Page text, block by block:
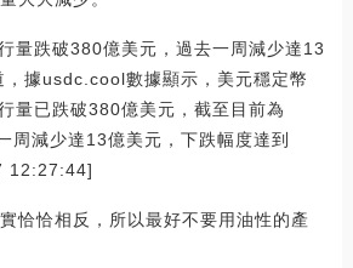
量跌破380億美元，過去一周減少達13
，據usdc.cool數據顯示，美元穩定幣
量已跌破380億美元，截至目前為
周減少達13億美元，下跌幅度達到
12:27:44]
恰恰相反，所以最好不要用油性的產